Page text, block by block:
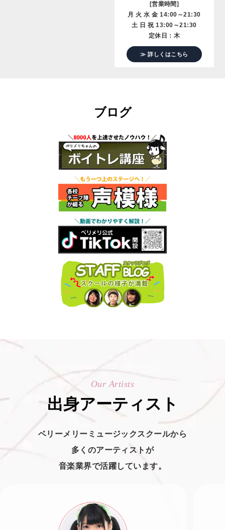
[営業時間]
月 火 水 金 14:00～21:30
土 日 祝 13:00～21:30
定休日：木
≫ 詳しくはこちら
ブログ
Our Artists
出身アーティスト
ベリーメリーミュージックスクールから
多くのアーティストが
音楽業界で活躍しています。